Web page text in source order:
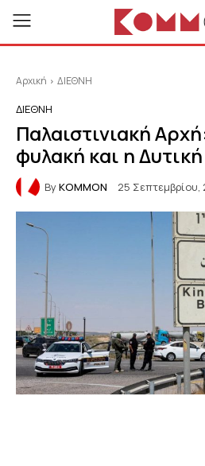
Αρχική ΔΙΕΘΝΗ
ΔΙΕΘΝΗ
Παλαιστινιακή
φυλακή και η
ByKOMMON 25 Σεπτεμβρίου,